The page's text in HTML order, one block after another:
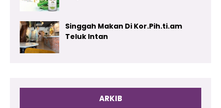
Singgah Makan Di Kor.Pih.ti.am
Teluk Intan
ARKIB